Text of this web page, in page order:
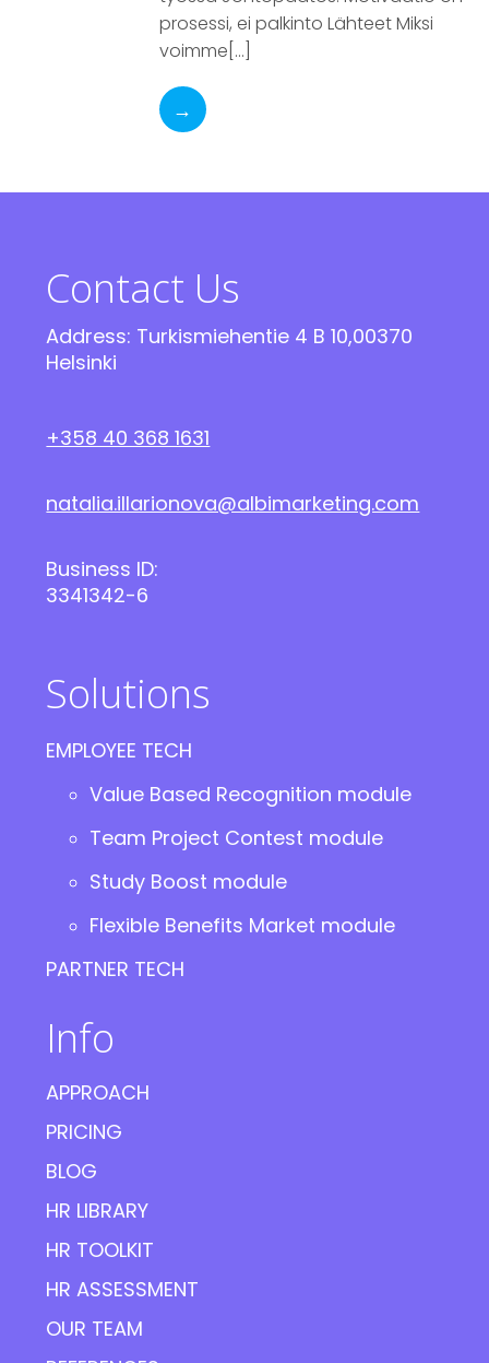
prosessi, ei palkinto Lähteet Miksi
voimme[…]
→
Contact Us
Address: Turkismiehentie 4 B 10,00370
Helsinki
+358 40 368 1631
natalia.illarionova@albimarketing.com
Business ID:
3341342-6
Solutions
EMPLOYEE TECH
Value Based Recognition module
Team Project Contest module
Study Boost module
Flexible Benefits Market module
PARTNER TECH
Info
APPROACH
PRICING
BLOG
HR LIBRARY
HR TOOLKIT
HR ASSESSMENT
OUR TEAM